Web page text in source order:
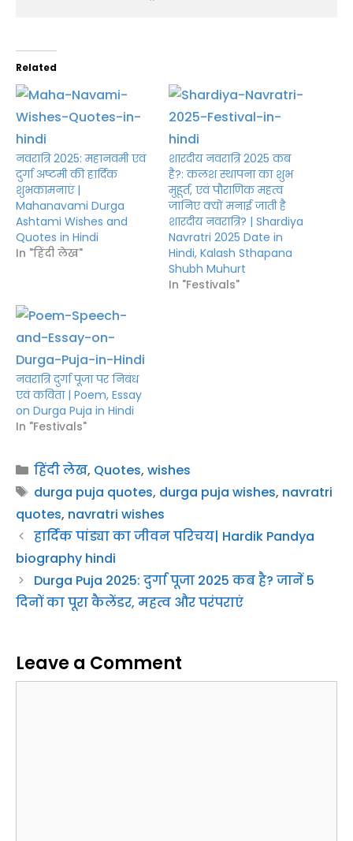
Related
नवरात्रि 2025: महानवमी एवं
दुर्गा अष्टमी की हार्दिक
शुभकामनाएं |
Mahanavami Durga
Ashtami Wishes and
Quotes in Hindi
In "हिंदी लेख"
शारदीय नवरात्रि 2025 कब
है?: कलश स्थापना का शुभ
मुहूर्त, एवं पौराणिक महत्व
जानिए क्यों मनाई जाती है
शारदीय नवरात्रि? | Shardiya
Navratri 2025 Date in
Hindi, Kalash Sthapana
Shubh Muhurt
In "Festivals"
नवरात्रि दुर्गा पूजा पर निबंध
एवं कविता | Poem, Essay
on Durga Puja in Hindi
In "Festivals"
Categories
हिंदी लेख, Quotes, wishes
Tags
durga puja quotes, durga puja wishes, navratri
quotes, navratri wishes
हार्दिक पांड्या का जीवन परिचय| Hardik Pandya
biography hindi
Durga Puja 2025: दुर्गा पूजा 2025 कब है? जानें 5
दिनों का पूरा कैलेंडर, महत्व और परंपराएं
Leave a Comment